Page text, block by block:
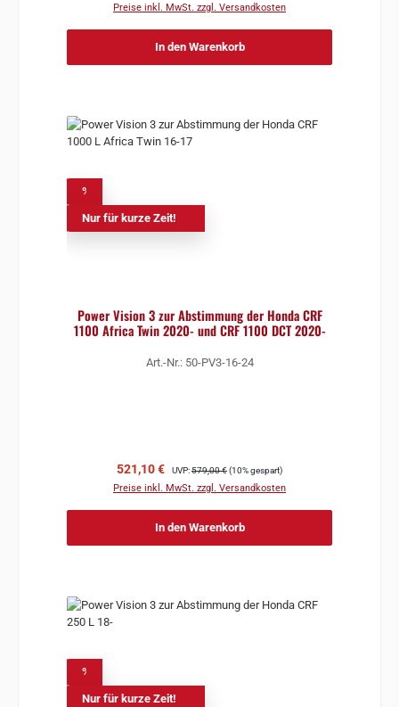
Preise inkl. MwSt. zzgl. Versandkosten
In den Warenkorb
Nur für kurze Zeit!
Power Vision 3 zur Abstimmung der Honda CRF
1100 Africa Twin 2020- und CRF 1100 DCT 2020-
Art.-Nr.: 50-PV3-16-24
Verkaufspreis:
521,10 € Regulärer Preis:
UVP:579,00 €(10% gespart)
Preise inkl. MwSt. zzgl. Versandkosten
In den Warenkorb
Nur für kurze Zeit!